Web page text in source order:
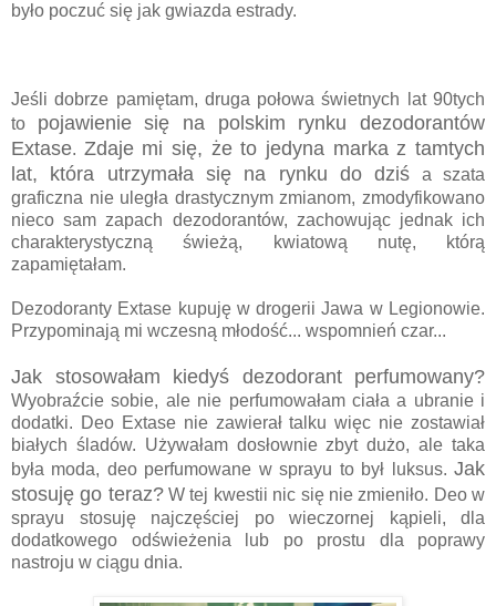
było poczuć się jak gwiazda estrady.
Jeśli dobrze pamiętam, druga połowa świetnych lat 90tych
to pojawienie się na polskim rynku dezodorantów
Extase. Zdaje mi się, że to jedyna marka z tamtych
lat, która utrzymała się na rynku do dziś a szata
graficzna nie uległa drastycznym zmianom, zmodyfikowano
nieco sam zapach dezodorantów, zachowując jednak ich
charakterystyczną świeżą, kwiatową nutę, którą
zapamiętałam.
Dezodoranty Extase kupuję w drogerii Jawa w Legionowie.
Przypominają mi wczesną młodość... wspomnień czar...
Jak stosowałam kiedyś dezodorant perfumowany?
Wyobraźcie sobie, ale nie perfumowałam ciała a ubranie i
dodatki. Deo Extase nie zawierał talku więc nie zostawiał
białych śladów. Używałam dosłownie zbyt dużo, ale taka
była moda, deo perfumowane w sprayu to był luksus. Jak
stosuję go teraz?W tej kwestii nic się nie zmieniło. Deo w
sprayu stosuję najczęściej po wieczornej kąpieli, dla
dodatkowego odświeżenia lub po prostu dla poprawy
nastroju w ciągu dnia.